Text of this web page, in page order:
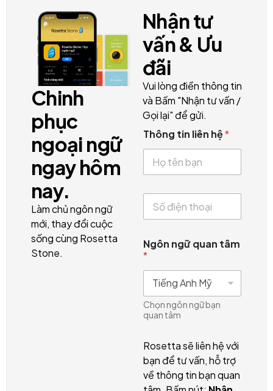
Chinh
phục
ngoại ngữ
ngay hôm
nay.
Làm chủ ngôn ngữ
mới, thay đổi cuộc
sống cùng Rosetta
Stone.
Nhận tư
vấn & Ưu
đãi
Vui lòng điền thông tin
và Bấm "Nhận tư vấn /
Gọi lại" để gửi.
Thông tin liên hệ*
S
đ
ệ
n
t
ạ
i
Ngôn ngữ quan tâm
*
Chọn ngôn ngữ bạn
quan tâm
Rosetta sẽ liên hệ với
bạn để tư vấn, hỗ trợ
về thông tin bạn quan